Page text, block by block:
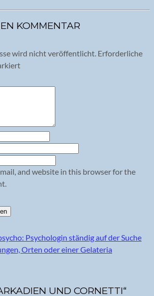
KOMMENTAR
wird nicht veröffentlicht. Erforderliche
and website in this browser for the
UND CORNETTI“